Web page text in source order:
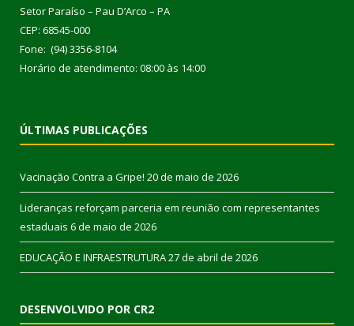
Setor Paraíso – Pau D’Arco – PA
CEP: 68545-000
Fone: (94) 3356-8104
Horário de atendimento: 08:00 às 14:00
ÚLTIMAS PUBLICAÇÕES
Vacinação Contra a Gripe! 20 de maio de 2026
Lideranças reforçam parceria em reunião com representantes
estaduais 6 de maio de 2026
EDUCAÇÃO E INFRAESTRUTURA27 de abril de 2026
DESENVOLVIDO POR CR2